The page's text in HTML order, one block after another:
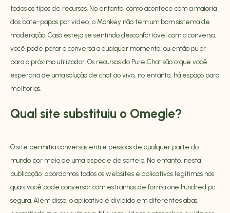
todos os tipos de recursos. No entanto, como acontece com a maioria
dos bate-papos por vídeo, o Monkey não tem um bom sistema de
moderação. Caso esteja se sentindo desconfortável com a conversa,
você pode parar a conversa a qualquer momento, ou então pular
para o próximo utilizador. Os recursos do Pure Chat são o que você
esperaria de uma solução de chat ao vivo, no entanto, há espaço para
melhorias.
Qual site substituiu o Omegle?
O site permitia conversas entre pessoas de qualquer parte do
mundo por meio de uma espécie de sorteio. No entanto, nesta
publicação, abordamos todos os websites e aplicativos legítimos nos
quais você pode conversar com estranhos de forma one hundred pc
segura. Além disso, o aplicativo é dividido em diferentes abas,